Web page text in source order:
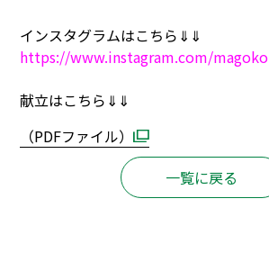
インスタグラムはこちら⇓⇓
https://www.instagram.com/
献立はこちら⇓⇓
（PDFファイル）
一覧に戻る